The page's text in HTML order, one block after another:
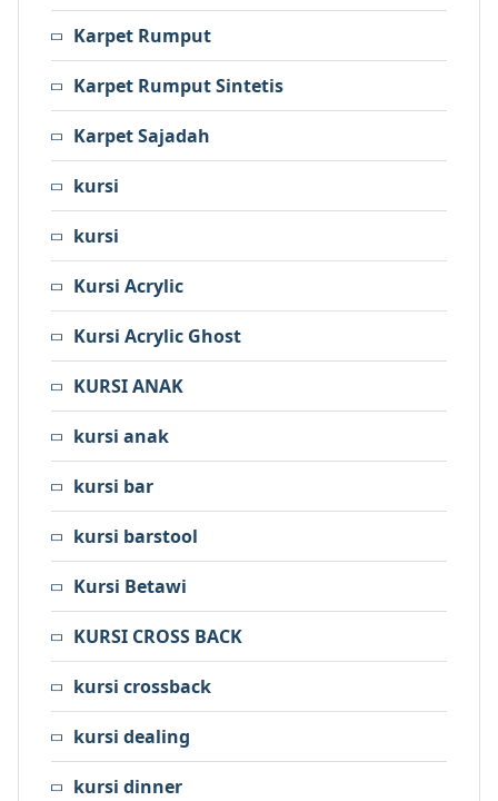
Karpet Rumput
Karpet Rumput Sintetis
Karpet Sajadah
kursi
kursi
Kursi Acrylic
Kursi Acrylic Ghost
KURSI ANAK
kursi anak
kursi bar
kursi barstool
Kursi Betawi
KURSI CROSS BACK
kursi crossback
kursi dealing
kursi dinner